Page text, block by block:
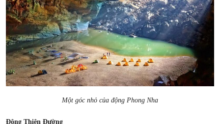
Một góc nhỏ của động Phong Nha
Động Thiên Đường